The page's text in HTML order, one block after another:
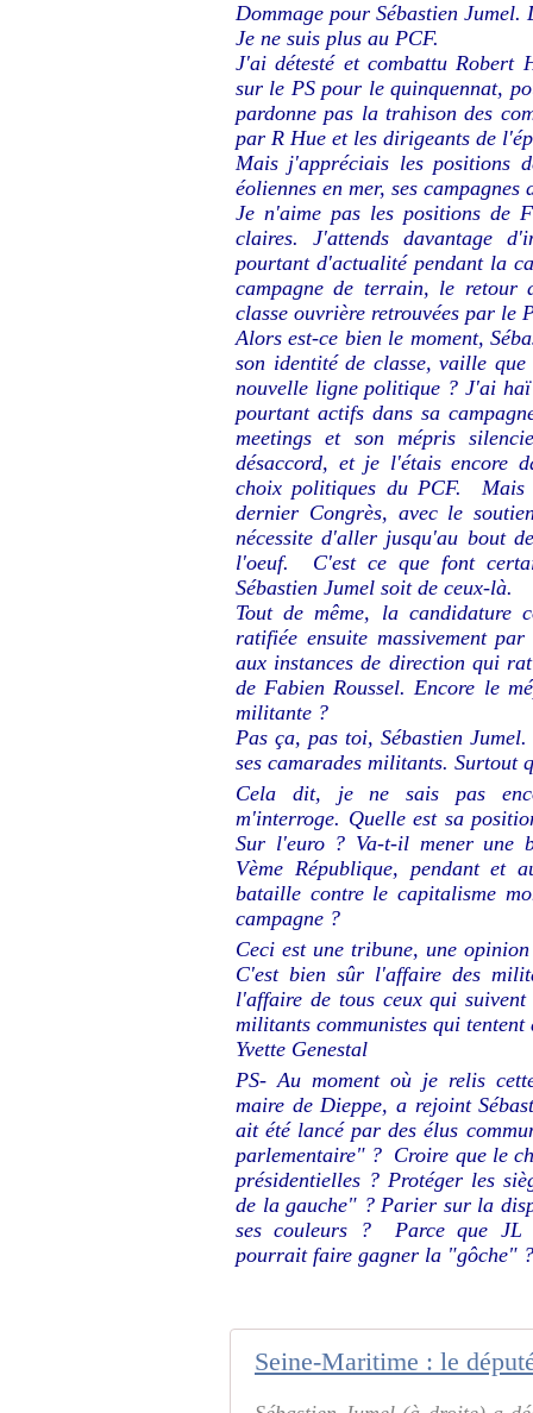
Dommage pour Sébastien
Je ne suis plus au PCF.
J'ai détesté et combattu Robert
sur le PS pour le quinquennat,
pardonne pas la trahison des
par R Hue et les dirigeants de
Mais j'appréciais les positions
éoliennes en mer, ses
Je n'aime pas les positions de
claires. J'attends davantage
pourtant d'actualité pendant la
campagne de terrain, le retour
classe ouvrière retrouvées par le
Alors est-ce bien le moment,
son identité de classe, vaille
nouvelle ligne politique ? J'ai
pourtant actifs dans sa
meetings et son mépris
désaccord, et je l'étais encore
choix politiques du PCF. Mais
dernier Congrès, avec le
nécessite d'aller jusqu'au bout
l'oeuf. C'est ce que font
Sébastien Jumel soit de ceux-là.
Tout de même, la candidature
ratifiée ensuite massivement
aux instances de direction qui
de Fabien Roussel. Encore le
militante ?
Pas ça, pas toi, Sébastien
ses camarades militants. Surtout
Cela dit, je ne sais pas
m'interroge. Quelle est sa
Sur l'euro ? Va-t-il mener une
Vème République, pendant
bataille contre le capitalisme
campagne ?
Ceci est une tribune, une
C'est bien sûr l'affaire des
l'affaire de tous ceux qui
militants communistes qui
Yvette Genestal
PS- Au moment où je relis
maire de Dieppe, a rejoint
ait été lancé par des élus
parlementaire" ? Croire que le
présidentielles ? Protéger les
de la gauche" ? Parier sur la
ses couleurs ? Parce que JL
pourrait faire gagner la "gôche"